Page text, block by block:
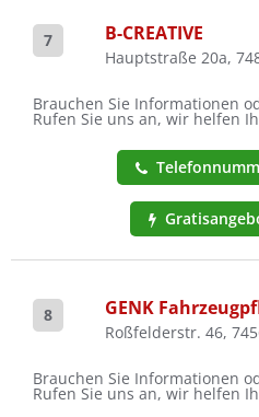
7 B-CREATIVE
Hauptstraße 20a,
Brauchen Sie Informationen
Rufen Sie uns an, wir helfen
8 GENK
Roßfelderstr. 46,
Brauchen Sie Informationen
Rufen Sie uns an, wir helfen